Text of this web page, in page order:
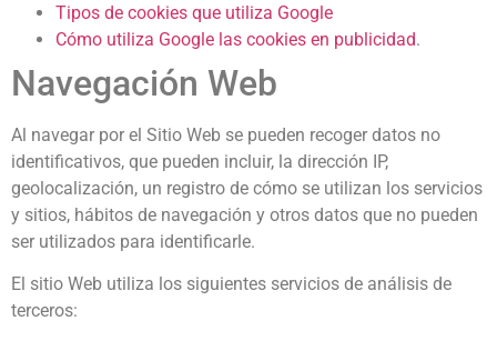
Tipos de cookies que utiliza Google
Cómo utiliza Google las cookies en publicidad.
Navegación Web
Al navegar por el Sitio Web se pueden recoger datos no
identificativos, que pueden incluir, la dirección IP,
geolocalización, un registro de cómo se utilizan los servicios
y sitios, hábitos de navegación y otros datos que no pueden
ser utilizados para identificarle.
El sitio Web utiliza los siguientes servicios de análisis de
terceros: